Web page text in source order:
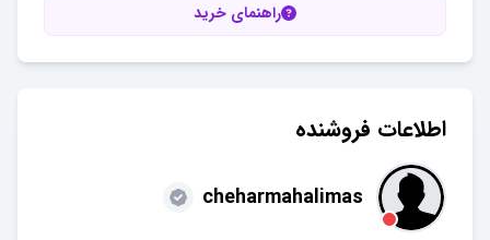
راهنمای خرید
اطلاعات فروشنده
cheharmahalimas